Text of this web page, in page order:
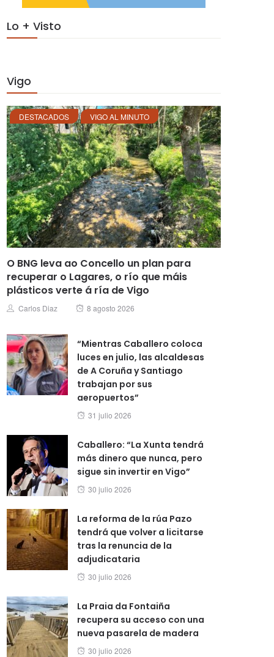
Lo + Visto
Vigo
DESTACADOS VIGO AL MINUTO
O BNG leva ao Concello un plan para
recuperar o Lagares, o río que máis
plásticos verte á ría de Vigo
Author
Carlos Diaz
Posted
8 agosto 2026
“Mientras Caballero coloca
luces en julio, las alcaldesas
de A Coruña y Santiago
trabajan por sus
aeropuertos”
Posted
31 julio 2026
Caballero: “La Xunta tendrá
más dinero que nunca, pero
sigue sin invertir en Vigo”
Posted
30 julio 2026
La reforma de la rúa Pazo
tendrá que volver a licitarse
tras la renuncia de la
adjudicataria
Posted
30 julio 2026
La Praia da Fontaiña
recupera su acceso con una
nueva pasarela de madera
Posted
30 julio 2026